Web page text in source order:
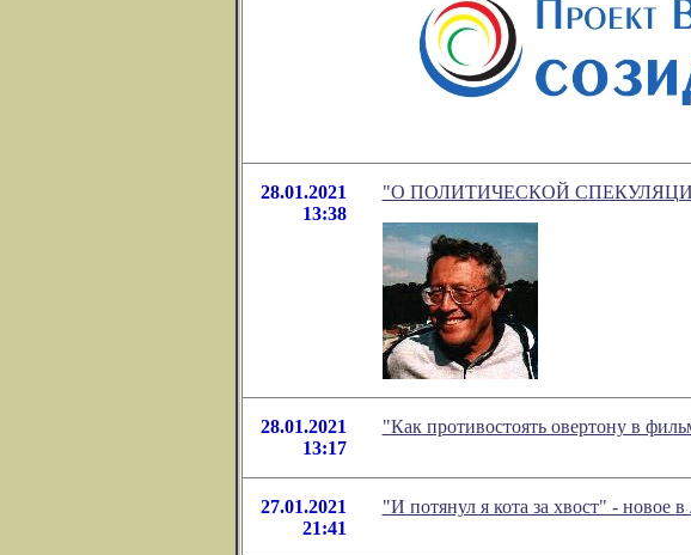
28.01.2021
13:38
"О ПОЛИТИЧЕСКОЙ СПЕКУЛЯЦИИ." -
28.01.2021
13:17
"Как противостоять овертону в
27.01.2021
21:41
"И потянул я кота за хвост" - новое